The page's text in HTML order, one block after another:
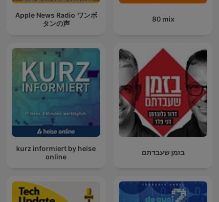
Apple News Radio ワンボ
タンの声
80 mix
kurz informiert by heise
online
בזמן שעבדתם